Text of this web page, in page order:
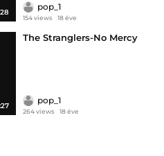
pop_1
154 views 18 éve
The Stranglers-No Mercy
pop_1
264 views 18 éve